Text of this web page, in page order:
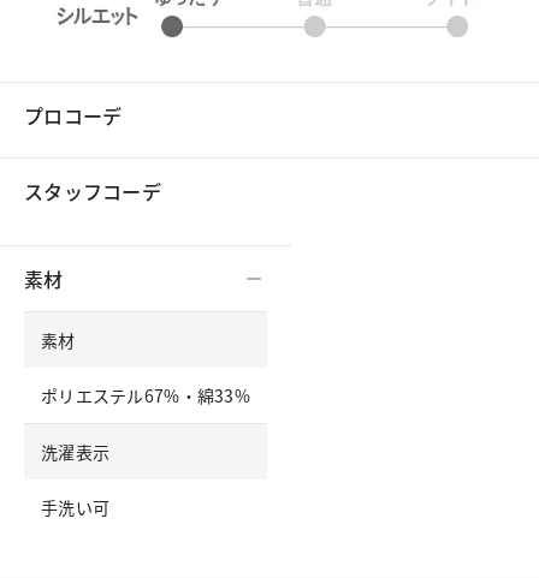
プロコーデ
スタッフコーデ
素材
素材
ポリエステル67%・綿33%
洗濯表示
手洗い可